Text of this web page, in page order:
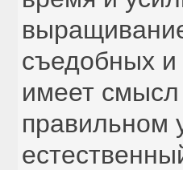
съедобных и
имеет смысл
правильном